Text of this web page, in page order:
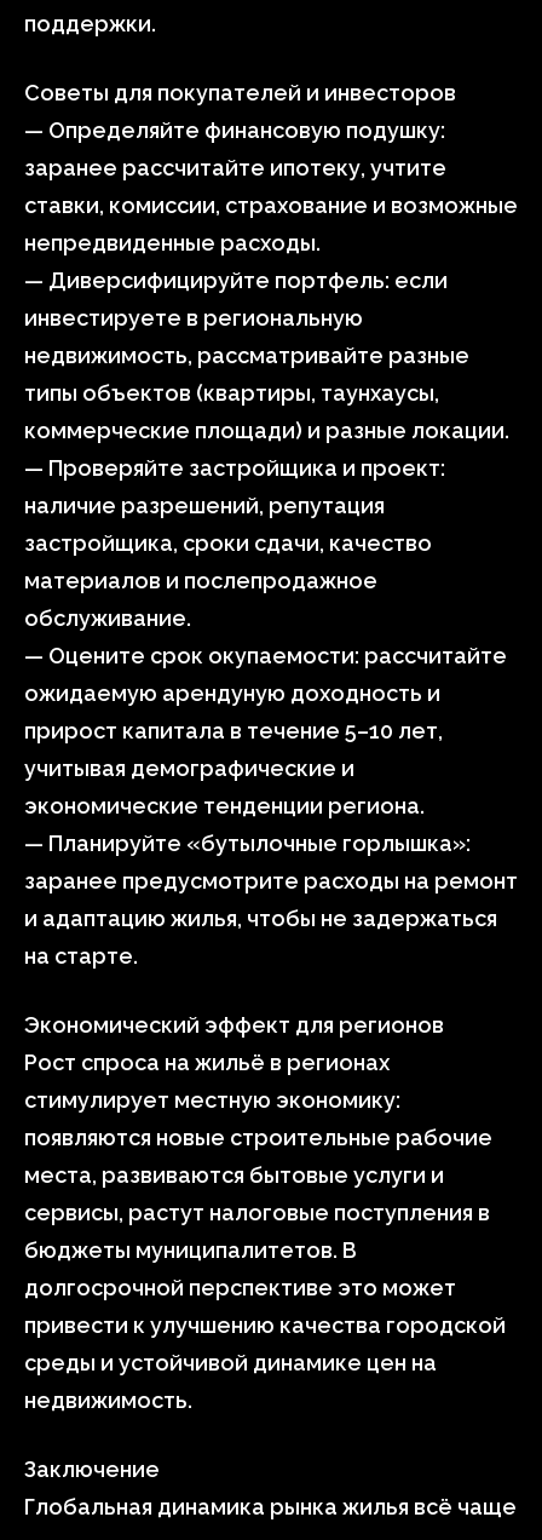
поддержки.
Советы для покупателей и инвесторов
— Определяйте финансовую подушку:
заранее рассчитайте ипотеку, учтите
ставки, комиссии, страхование и возможные
непредвиденные расходы.
— Диверсифицируйте портфель: если
инвестируете в региональную
недвижимость, рассматривайте разные
типы объектов (квартиры, таунхаусы,
коммерческие площади) и разные локации.
— Проверяйте застройщика и проект:
наличие разрешений, репутация
застройщика, сроки сдачи, качество
материалов и послепродажное
обслуживание.
— Оцените срок окупаемости: рассчитайте
ожидаемую арендуную доходность и
прирост капитала в течение 5–10 лет,
учитывая демографические и
экономические тенденции региона.
— Планируйте «бутылочные горлышка»:
заранее предусмотрите расходы на ремонт
и адаптацию жилья, чтобы не задержаться
на старте.
Экономический эффект для регионов
Рост спроса на жильё в регионах
стимулирует местную экономику:
появляются новые строительные рабочие
места, развиваются бытовые услуги и
сервисы, растут налоговые поступления в
бюджеты муниципалитетов. В
долгосрочной перспективе это может
привести к улучшению качества городской
среды и устойчивой динамике цен на
недвижимость.
Заключение
Глобальная динамика рынка жилья всё чаще